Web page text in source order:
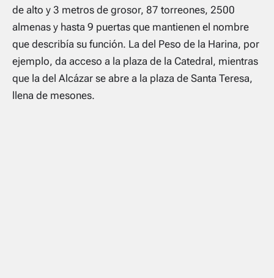
de alto y 3 metros de grosor, 87 torreones, 2500
almenas y hasta 9 puertas que mantienen el nombre
que describía su función. La del Peso de la Harina, por
ejemplo, da acceso a la plaza de la Catedral, mientras
que la del Alcázar se abre a la plaza de Santa Teresa,
llena de mesones.